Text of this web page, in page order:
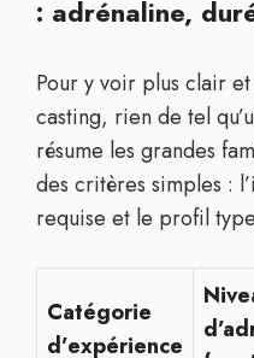
: adrénaline,
Pour y voir plus clair
casting, rien de tel
résume les grandes
des critères simples :
requise et le profil
Catégorie
d’expérience